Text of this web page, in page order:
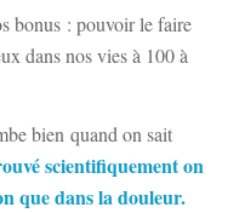
bonus : pouvoir le faire
dans nos vies à 100 à
bien quand on sait
scientifiquement on
que dans la douleur.